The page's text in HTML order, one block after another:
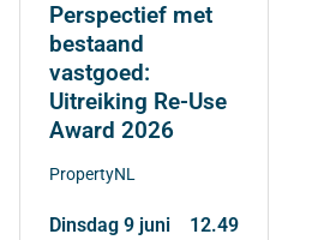
Perspectief met
bestaand
vastgoed:
Uitreiking Re-Use
Award 2026
PropertyNL
dinsdag 9 juni 12.49